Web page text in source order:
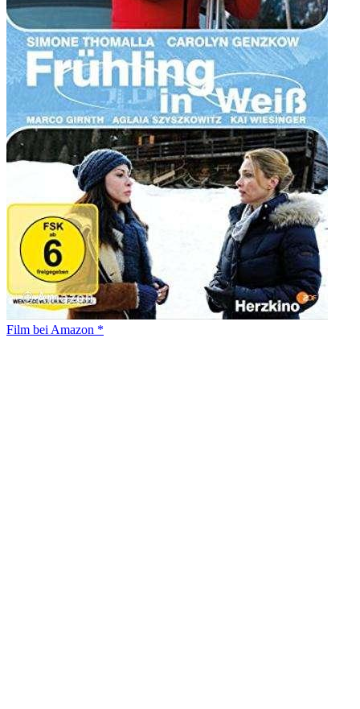
Film bei Amazon *